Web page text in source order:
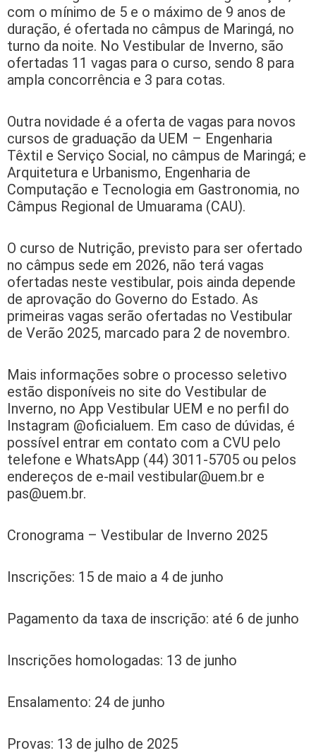
com o mínimo de 5 e o máximo de 9 anos de
duração, é ofertada no câmpus de Maringá, no
turno da noite. No Vestibular de Inverno, são
ofertadas 11 vagas para o curso, sendo 8 para
ampla concorrência e 3 para cotas.
Outra novidade é a oferta de vagas para novos
cursos de graduação da UEM – Engenharia
Têxtil e Serviço Social, no câmpus de Maringá; e
Arquitetura e Urbanismo, Engenharia de
Computação e Tecnologia em Gastronomia, no
Câmpus Regional de Umuarama (CAU).
O curso de Nutrição, previsto para ser ofertado
no câmpus sede em 2026, não terá vagas
ofertadas neste vestibular, pois ainda depende
de aprovação do Governo do Estado. As
primeiras vagas serão ofertadas no Vestibular
de Verão 2025, marcado para 2 de novembro.
Mais informações sobre o processo seletivo
estão disponíveis no site do Vestibular de
Inverno, no App Vestibular UEM e no perfil do
Instagram @oficialuem. Em caso de dúvidas, é
possível entrar em contato com a CVU pelo
telefone e WhatsApp (44) 3011-5705 ou pelos
endereços de e-mail vestibular@uem.br e
pas@uem.br.
Cronograma – Vestibular de Inverno 2025
Inscrições: 15 de maio a 4 de junho
Pagamento da taxa de inscrição: até 6 de junho
Inscrições homologadas: 13 de junho
Ensalamento: 24 de junho
Provas: 13 de julho de 2025